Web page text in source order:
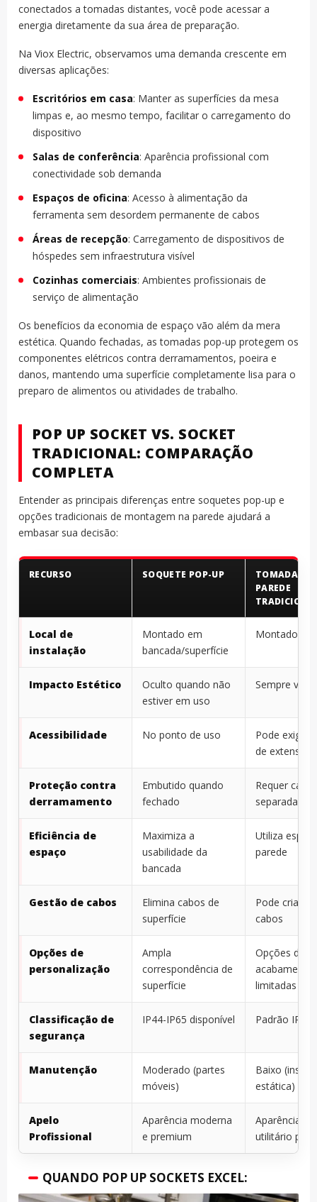
conectados a tomadas distantes, você pode acessar a
energia diretamente da sua área de preparação.
Na Viox Electric, observamos uma demanda crescente em
diversas aplicações:
Escritórios em casa: Manter as superfícies da mesa
limpas e, ao mesmo tempo, facilitar o carregamento do
dispositivo
Salas de conferência: Aparência profissional com
conectividade sob demanda
Espaços de oficina: Acesso à alimentação da
ferramenta sem desordem permanente de cabos
Áreas de recepção: Carregamento de dispositivos de
hóspedes sem infraestrutura visível
Cozinhas comerciais: Ambientes profissionais de
serviço de alimentação
Os benefícios da economia de espaço vão além da mera
estética. Quando fechadas, as tomadas pop-up protegem os
componentes elétricos contra derramamentos, poeira e
danos, mantendo uma superfície completamente lisa para o
preparo de alimentos ou atividades de trabalho.
POP UP SOCKET VS. SOCKET
TRADICIONAL: COMPARAÇÃO
COMPLETA
Entender as principais diferenças entre soquetes pop-up e
opções tradicionais de montagem na parede ajudará a
embasar sua decisão:
RECURSO SOQUETE POP-UP
TOMADA DE
PAREDE
Local de
instalação
Montado em
bancada/superfície
Montado na
Impacto Estético
Oculto quando não
estiver em uso
Sempre
Acessibilidade No ponto de uso
Pode exigir
de extensão
Proteção contra
derramamento
Embutido quando
fechado
Requer capas
separadas
Eficiência de
espaço
Maximiza a
usabilidade da
bancada
Utiliza
parede
Gestão de cabos
Elimina cabos de
superfície
Pode criar
cabos
Opções de
personalização
Ampla
correspondência de
superfície
Opções de
acabamento
limitadas
Classificação de
segurança
IP44-IP65 disponível Padrão IP20
Manutenção
Moderado (partes
móveis)
Baixo
estática)
Apelo
Profissional
Aparência moderna
e premium
Aparência de
utilitário
QUANDO POP UP SOCKETS EXCEL: